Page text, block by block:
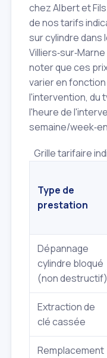
chez Albert et
de nos tarifs
sur cylindre dans
noter que ces
varier en
l'intervention, du
l'heure de
semaine/
Grille tarifaire
Type de
prestation
Dépannage
cylindre bloqué
(non destructif)
Extraction de
clé cassée
Remplacement